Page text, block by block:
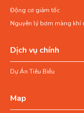
Động cơ giảm tốc
Nguyên lý bơm màng khí
Dịch vụ chính
Dự Án Tiêu Biểu
Map